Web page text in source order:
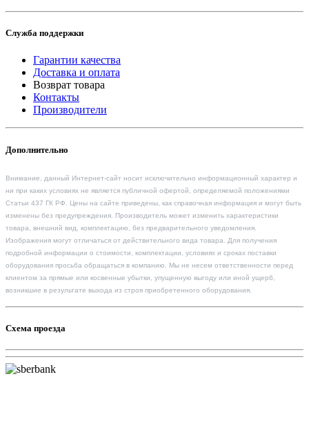
Служба поддержки
Гарантии качества
Доставка и оплата
Возврат товара
Контакты
Производители
Дополнительно
Внимание, данный Интернет-сайт носит исключительно информационный характер и
ни при каких условиях не является публичной офертой, определяемой положениями
Статьи 437 ГК РФ. Цены на сайте приведены, как справочная информация и могут быть
изменены без предупреждения. Производитель может изменить характеристики
товара, внешний вид, комплектацию, без предварительного уведомления.
Изображения могут отличаться от действительного вида товара. Для получения
подробной информации о стоимости, комплектации, условиях и сроках поставки
оборудования просьба обращаться в компанию. Мы не несем ответственности перед
клиентом за прямые или косвенные убытки, упущенную выгоду или иной ущерб,
возникшие в результате выхода из строя приобретенного оборудования.
Схема проезда